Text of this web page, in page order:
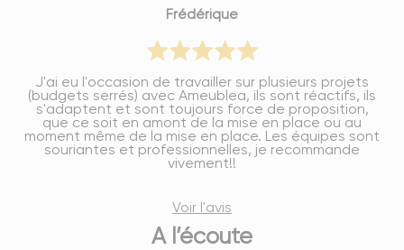
Frédérique
J'ai eu l'occasion de travailler sur plusieurs projets
(budgets serrés) avec Ameublea, ils sont réactifs, ils
s'adaptent et sont toujours force de proposition,
que ce soit en amont de la mise en place ou au
moment même de la mise en place. Les équipes sont
souriantes et professionnelles, je recommande
vivement!!
Voir l'avis
A l’écoute